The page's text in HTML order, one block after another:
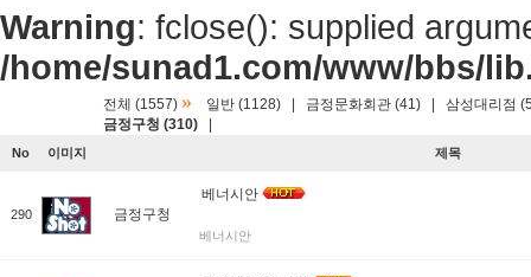
Warning: fclose(): supplied
/home/sunad1.com/www/bbs/
전체 (1557) » 일반 (1128) 금정문화회관 (41)
삼성대리점
금정구청 (310)
No 이미지 제목
290 금정구청
베너시안
베너시안